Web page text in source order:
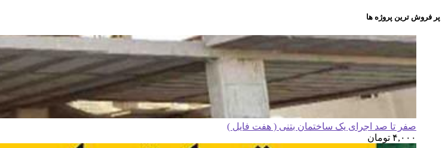
پر فروش ترین پروژه ها
صفر تا صد اجرای یک ساختمان بتنی ( هفت فایل )
۴,۰۰۰ تومان